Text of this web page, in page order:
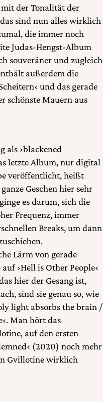
der Tonalität der
sind nun alles wirklich
die immer noch
Judas-Hengst-Album
souveräner und zugleich
außerdem die
und das gerade
schönste Mauern aus
als ›blackened
letzte Album, nur digital
veröffentlicht, heißt
Geschen hier sehr
es darum, sich die
Frequenz, immer
Breaks, um dann
Lärm von gerade
›Hell is Other People‹
hier der Gesang ist,
sind sie genau so, wie
light absorbs the brain /
Man hört das
auf den ersten
(2020) noch mehr
Gvillotine wirklich